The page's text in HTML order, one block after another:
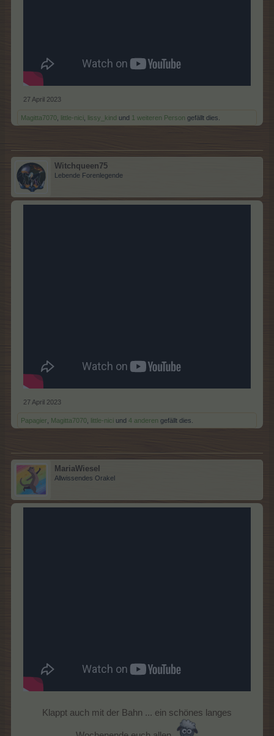
27 April 2023
Magitta7070 little-nici lissy_kind und 1 weiteren Person gefällt dies.
Witchqueen75
Lebende Forenlegende
27 April 2023
Papagier Magitta7070 little-nici und 4 anderen gefällt dies.
MariaWiesel
Allwissendes Orakel
Klappt auch mit der Bahn ... ein schönes langes